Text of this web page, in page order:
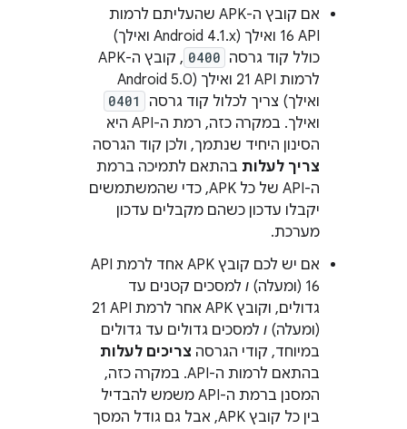
אם קובץ ה-APK שהעליתם לרמות
API ‏16 ואילך (Android 4.1.x ואילך)
כולל קוד גרסה 0400
, קובץ ה-APK
לרמות API ‏21 ואילך (Android 5.0
ואילך) צריך לכלול קוד גרסה
0401
ואילך. במקרה כזה, רמת ה-API היא
הסינון היחיד שנתמך, ולכן קוד הגרסה
צריך לעלות בהתאם לתמיכה ברמת
ה-API של כל APK, כדי שהמשתמשים
יקבלו עדכון כשהם מקבלים עדכון
מערכת.
אם יש לכם קובץ APK אחד לרמת API
ו למסכים קטנים עד
גדולים, וקובץ APK אחר לרמת API ‏21
(ומעלה) ו למסכים גדולים עד גדולים
במיוחד, קודי הגרסה צריכים לעלות
בהתאם לרמות ה-API. במקרה כזה,
המסנן ברמת ה-API משמש להבדיל
בין כל קובץ APK, אבל גם גודל המסך